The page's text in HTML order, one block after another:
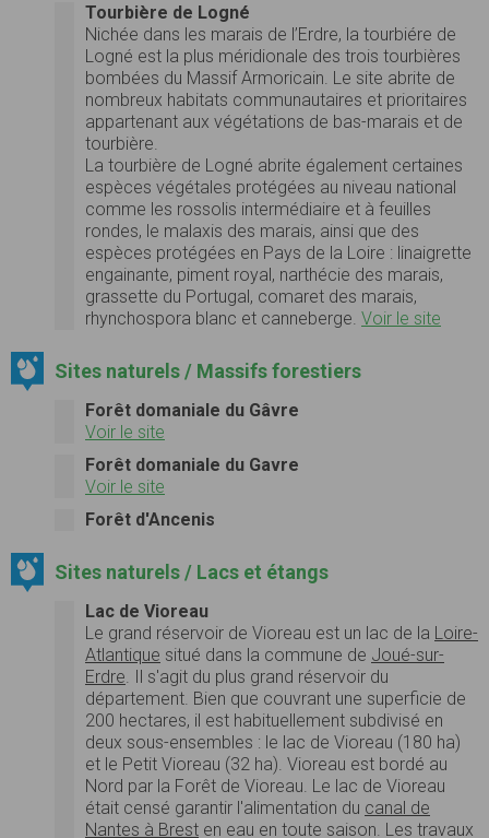
Tourbière de Logné
Nichée dans les marais de l’Erdre, la tourbiére de
Logné est la plus méridionale des trois tourbières
bombées du Massif Armoricain. Le site abrite de
nombreux habitats communautaires et prioritaires
appartenant aux végétations de bas-marais et de
tourbière.
La tourbière de Logné abrite également certaines
espèces végétales protégées au niveau national
comme les rossolis intermédiaire et à feuilles
rondes, le malaxis des marais, ainsi que des
espèces protégées en Pays de la Loire : linaigrette
engainante, piment royal, narthécie des marais,
grassette du Portugal, comaret des marais,
rhynchospora blanc et canneberge. Voir le site
Sites naturels / Massifs forestiers
Forêt domaniale du Gâvre
Voir le site
Forêt domaniale du Gavre
Voir le site
Forêt d'Ancenis
Sites naturels / Lacs et étangs
Lac de Vioreau
Le grand réservoir de Vioreau est un lac de la Loire-
Atlantique situé dans la commune de Joué-sur-
Erdre. Il s'agit du plus grand réservoir du
département. Bien que couvrant une superficie de
200 hectares, il est habituellement subdivisé en
deux sous-ensembles : le lac de Vioreau (180 ha)
et le Petit Vioreau (32 ha). Vioreau est bordé au
Nord par la Forêt de Vioreau. Le lac de Vioreau
était censé garantir l'alimentation du canal de
Nantes à Brest en eau en toute saison. Les travaux